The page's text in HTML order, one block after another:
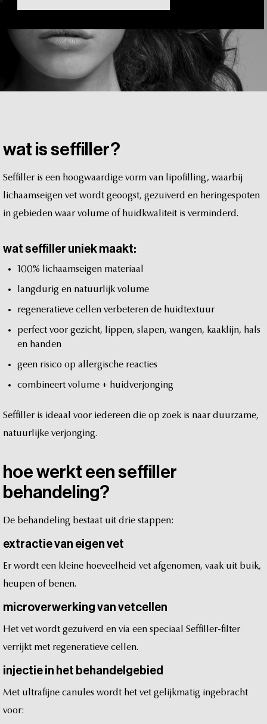
wat is seffiller?
Seffiller is een hoogwaardige vorm van lipofilling, waarbij
lichaamseigen vet wordt geoogst, gezuiverd en heringespoten
in gebieden waar volume of huidkwaliteit is verminderd.
wat seffiller uniek maakt:
100% lichaamseigen materiaal
langdurig en natuurlijk volume
regeneratieve cellen verbeteren de huidtextuur
perfect voor gezicht, lippen, slapen, wangen, kaaklijn, hals
en handen
geen risico op allergische reacties
combineert volume + huidverjonging
Seffiller is ideaal voor iedereen die op zoek is naar duurzame,
natuurlijke verjonging.
hoe werkt een seffiller
behandeling?
De behandeling bestaat uit drie stappen:
extractievan eigen vet
Er wordt een kleine hoeveelheid vet afgenomen, vaak uit buik,
heupen of benen.
microverwerking van vetcellen
Het vet wordt gezuiverd en via een speciaal
Seffiller-filter
verrijkt met regeneratieve cellen.
injectie in het behandelgebied
Met ultrafijne canules wordt het vet gelijkmatig ingebracht
voor: